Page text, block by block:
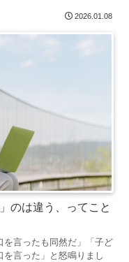
2026.01.08
のは違う、ってこと
を言ったも同然だ」「子ど
言った」と怒鳴りまし